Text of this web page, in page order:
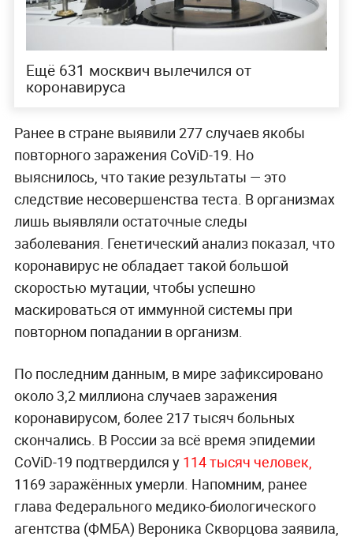
Ещё 631 москвич вылечился от
коронавируса
Ранее в стране выявили 277 случаев якобы
повторного заражения CoViD-19. Но
выяснилось, что такие результаты — это
следствие несовершенства теста. В организмах
лишь выявляли остаточные следы
заболевания. Генетический анализ показал, что
коронавирус не обладает такой большой
скоростью мутации, чтобы успешно
маскироваться от иммунной системы при
повторном попадании в организм.
По последним данным, в мире зафиксировано
около 3,2 миллиона случаев заражения
коронавирусом, более 217 тысяч больных
скончались. В России за всё время эпидемии
CoViD-19 подтвердился у 114 тысяч человек,
1169 заражённых умерли. Напомним, ранее
глава Федерального медико-биологического
агентства (ФМБА) Вероника Скворцова заявила,